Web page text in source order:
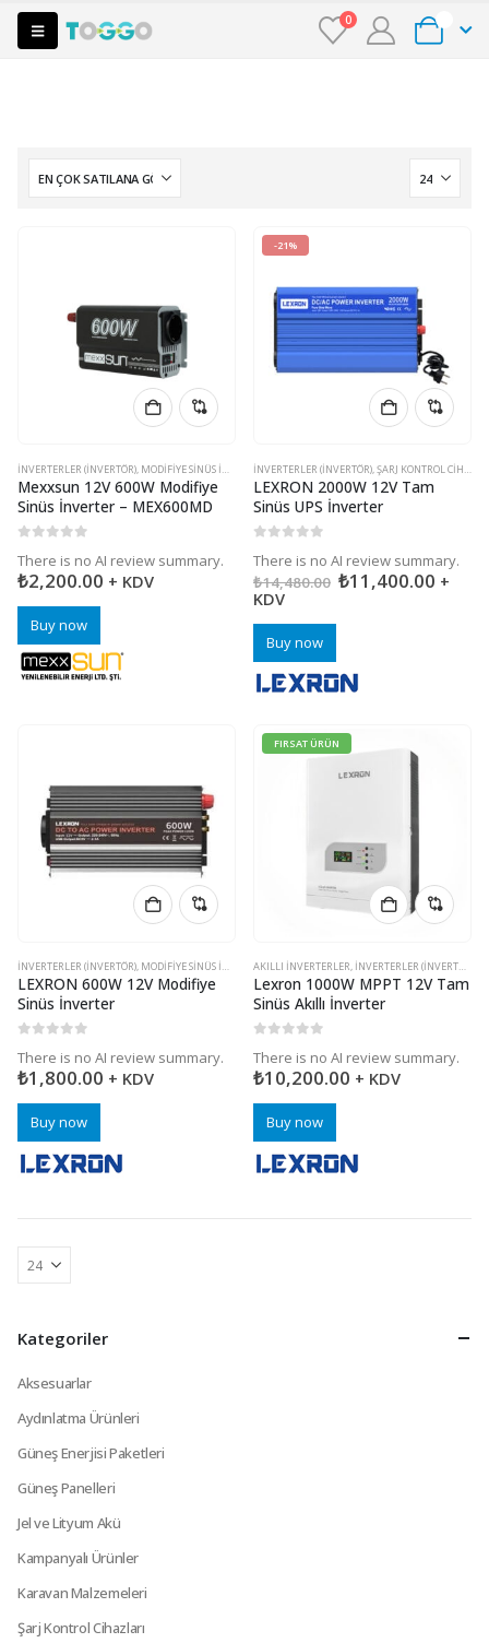
0
İNVERTERLER (INVERTÖR), MODIFIYE SINÜS İNVERTERLER ,ŞARJ KONTROL CIHAZLARI
Mexxsun 12V 600W Modifiye
Sinüs İnverter – MEX600MD
There is no AI review summary.
₺2,200.00 + KDV
Buy now
-21%
İNVERTERLER (INVERTÖR),ŞARJ KONTROL CIHAZLARI
LEXRON 2000W 12V Tam
Sinüs UPS İnverter
There is no AI review summary.
₺14,480.00 ₺11,400.00 +
KDV
Buy now
İNVERTERLER (INVERTÖR), MODIFIYE SINÜS İNVERTERLER ŞARJ KONTROL CIHAZLARI
LEXRON 600W 12V Modifiye
Sinüs İnverter
There is no AI review summary.
₺1,800.00 + KDV
Buy now
FIRSAT ÜRÜN
AKILLI İNVERTERLER, İNVERTERLER (INVERTÖR)
Lexron 1000W MPPT 12V Tam
Sinüs Akıllı İnverter
There is no AI review summary.
₺10,200.00 + KDV
Buy now
Kategoriler
Aksesuarlar
Aydınlatma Ürünleri
Güneş Enerjisi Paketleri
Güneş Panelleri
Jel ve Lityum Akü
Kampanyalı Ürünler
Karavan Malzemeleri
Şarj Kontrol Cihazları